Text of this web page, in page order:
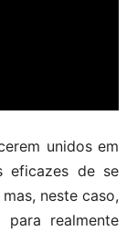
unidos em
eficazes de se
neste caso,
realmente